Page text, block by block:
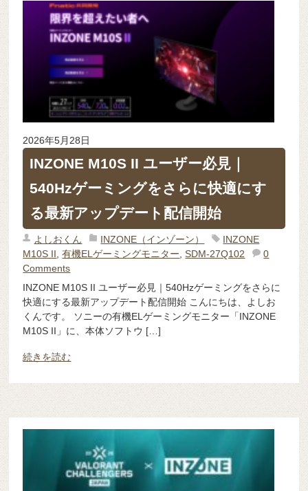
2026年5月28日
INZONE M10S II ユーザー必見｜
540Hzゲーミングをさらに快適にす
る最新アップデート配信開始
よしおくん INZONE（インゾーン）
INZONE
M10S II ,有機ELゲーミングモニター ,SDM-27Q102
0
Comments
INZONE M10S II ユーザー必見｜540Hzゲーミングをさらに
快適にする最新アップデート配信開始 こんにちは、よしお
くんです。 ソニーの有機ELゲーミングモニター「INZONE
M10S II」に、本体ソフトウ […]
続きを読む